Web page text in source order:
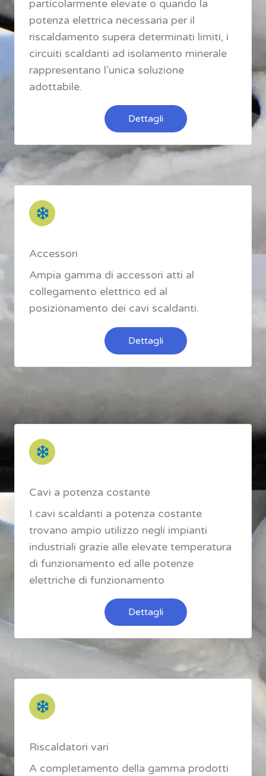
particolarmente elevate o quando la
potenza elettrica necessaria per il
riscaldamento supera determinati limiti, i
circuiti scaldanti ad isolamento minerale
rappresentano l’unica soluzione
adottabile.
Dettagli
Accessori
Ampia gamma di accessori atti al
collegamento elettrico ed al
posizionamento dei cavi scaldanti.
Dettagli
Cavi a potenza costante
I cavi scaldanti a potenza costante
trovano ampio utilizzo negli impianti
industriali grazie alle elevate temperatura
di funzionamento ed alle potenze
elettriche di funzionamento
Dettagli
Riscaldatori vari
A completamento della gamma prodotti